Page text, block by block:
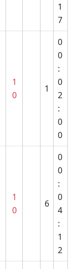
1
7
1
0
1
0
0
:
0
2
:
0
0
1
0
6
0
0
:
0
4
:
1
2